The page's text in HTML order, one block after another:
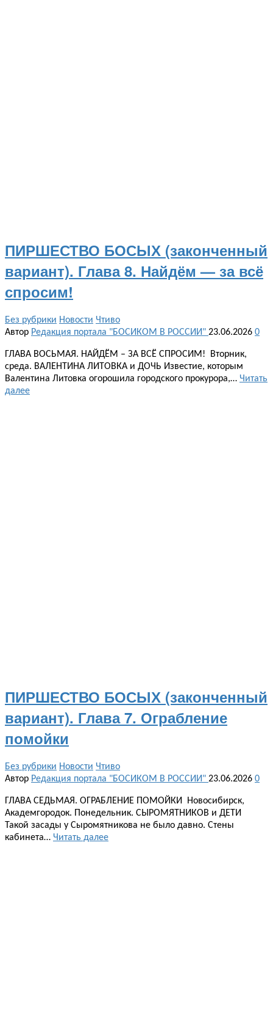
ПИРШЕСТВО БОСЫХ (законченный
вариант). Глава 8. Найдём — за всё
спросим!
Без рубрики Новости Чтиво
Автор Редакция портала "БОСИКОМ В РОССИИ" 23.06.2026 0
ГЛАВА ВОСЬМАЯ. НАЙДЁМ – ЗА ВСЁ СПРОСИМ! Вторник,
среда. ВАЛЕНТИНА ЛИТОВКА и ДОЧЬ Известие, которым
Валентина Литовка огорошила городского прокурора,… Читать
далее
ПИРШЕСТВО БОСЫХ (законченный
вариант). Глава 7. Ограбление
помойки
Без рубрики Новости Чтиво
Автор Редакция портала "БОСИКОМ В РОССИИ" 23.06.2026 0
ГЛАВА СЕДЬМАЯ. ОГРАБЛЕНИЕ ПОМОЙКИ Новосибирск,
Академгородок. Понедельник. СЫРОМЯТНИКОВ и ДЕТИ
Такой засады у Сыромятникова не было давно. Стены
кабинета… Читать далее